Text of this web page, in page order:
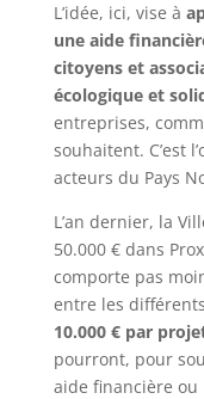
L’idée, ici, vise à
une aide
citoyens et
écologique et
entreprises,
souhaitent. C’est
acteurs du Pays
L’an dernier, la
50.000 € dans
comporte pas
entre les
10.000 € par
pourront, pour
aide financière ou